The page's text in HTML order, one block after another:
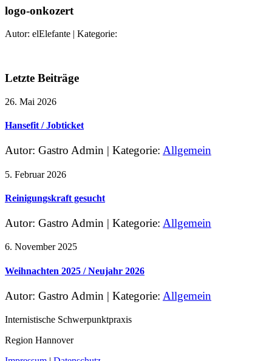
logo-onkozert
Autor: elElefante | Kategorie:
Letzte Beiträge
26. Mai 2026
Hansefit / Jobticket
Autor: Gastro Admin | Kategorie: Allgemein
5. Februar 2026
Reinigungskraft gesucht
Autor: Gastro Admin | Kategorie: Allgemein
6. November 2025
Weihnachten 2025 / Neujahr 2026
Autor: Gastro Admin | Kategorie: Allgemein
Internistische Schwerpunktpraxis
Region Hannover